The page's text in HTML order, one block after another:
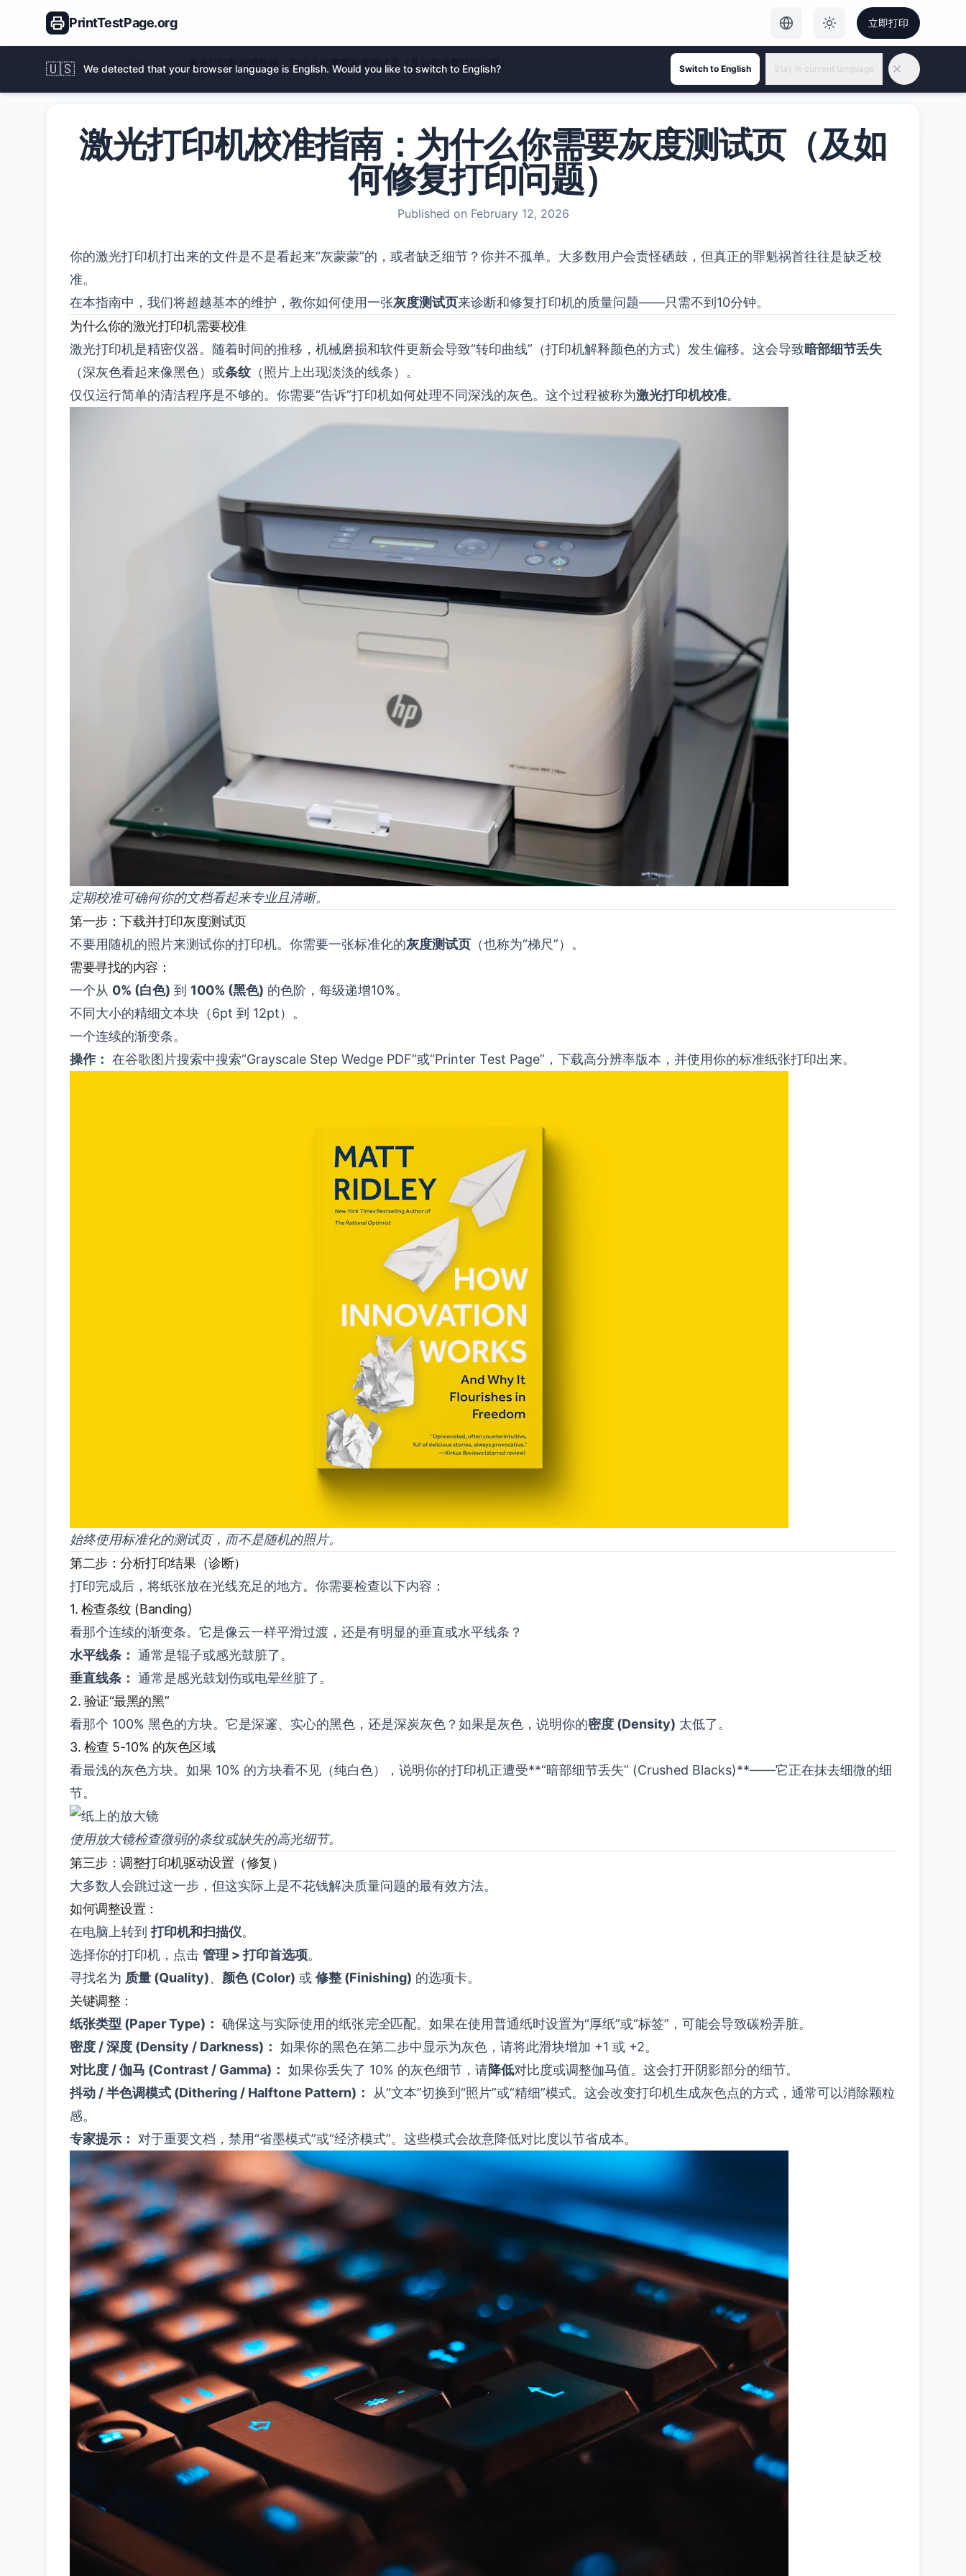
PrintTestPage.org 立即打印
🇺🇸 We detected that your browser language is English. Would you like to switch to English? Switch to English Stay in current language
首页 博客 激光打印机校准指南：为什么你需要灰度测试页（及如何修复打印问题）
激光打印机校准指南：为什么你需要灰度测试页（及如
何修复打印问题）
Published on February 12, 2026
你的激光打印机打出来的文件是不是看起来“灰蒙蒙”的，或者缺乏细节？你并不孤单。大多数用户会责怪硒鼓，但真正的罪魁祸首往往是缺乏校
准。
在本指南中，我们将超越基本的维护，教你如何使用一张灰度测试页来诊断和修复打印机的质量问题——只需不到10分钟。
为什么你的激光打印机需要校准
激光打印机是精密仪器。随着时间的推移，机械磨损和软件更新会导致“转印曲线”（打印机解释颜色的方式）发生偏移。这会导致暗部细节丢失
（深灰色看起来像黑色）或条纹（照片上出现淡淡的线条）。
仅仅运行简单的清洁程序是不够的。你需要“告诉”打印机如何处理不同深浅的灰色。这个过程被称为激光打印机校准。
定期校准可确何你的文档看起来专业且清晰。
第一步：下载并打印灰度测试页
不要用随机的照片来测试你的打印机。你需要一张标准化的灰度测试页 （也称为“梯尺”）。
需要寻找的内容：
一个从 0% (白色) 到 100% (黑色) 的色阶，每级递增10%。
不同大小的精细文本块（6pt 到 12pt）。
一个连续的渐变条。
操作： 在谷歌图片搜索中搜索“Grayscale Step Wedge PDF”或“Printer Test Page”，下载高分辨率版本，并使用你的标准纸张打印出来。
始终使用标准化的测试页，而不是随机的照片。
第二步：分析打印结果（诊断）
打印完成后，将纸张放在光线充足的地方。你需要检查以下内容：
1. 检查条纹 (Banding)
看那个连续的渐变条。它是像云一样平滑过渡，还是有明显的垂直或水平线条？
水平线条： 通常是辊子或感光鼓脏了。
垂直线条： 通常是感光鼓划伤或电晕丝脏了。
2. 验证“最黑的黑”
看那个 100% 黑色的方块。它是深邃、实心的黑色，还是深炭灰色？如果是灰色，说明你的密度 (Density) 太低了。
3. 检查 5-10% 的灰色区域
看最浅的灰色方块。如果 10% 的方块看不见（纯白色），说明你的打印机正遭受**“暗部细节丢失” (Crushed Blacks)**——它正在抹去细微的细
节。
使用放大镜检查微弱的条纹或缺失的高光细节。
第三步：调整打印机驱动设置（修复）
大多数人会跳过这一步，但这实际上是不花钱解决质量问题的最有效方法。
如何调整设置：
在电脑上转到打印机和扫描仪。
选择你的打印机，点击 管理 > 打印首选项。
寻找名为 质量 (Quality)、 颜色 (Color) 或 修整 (Finishing) 的选项卡。
关键调整：
纸张类型 (Paper Type)： 确保这与实际使用的纸张完全匹配。如果在使用普通纸时设置为“厚纸”或“标签”，可能会导致碳粉弄脏。
密度 / 深度 (Density / Darkness)： 如果你的黑色在第二步中显示为灰色，请将此滑块增加 +1 或 +2。
对比度 / 伽马 (Contrast / Gamma)： 如果你丢失了 10% 的灰色细节，请降低对比度或调整伽马值。这会打开阴影部分的细节。
抖动 / 半色调模式 (Dithering / Halftone Pattern)：
从“文本”切换到“照片”或“精细”模式。这会改变打印机生成灰色点的方式，通常可以消除颗粒
感。
专家提示：
对于重要文档，禁用“省墨模式”或“经济模式”。这些模式会故意降低对比度以节省成本。